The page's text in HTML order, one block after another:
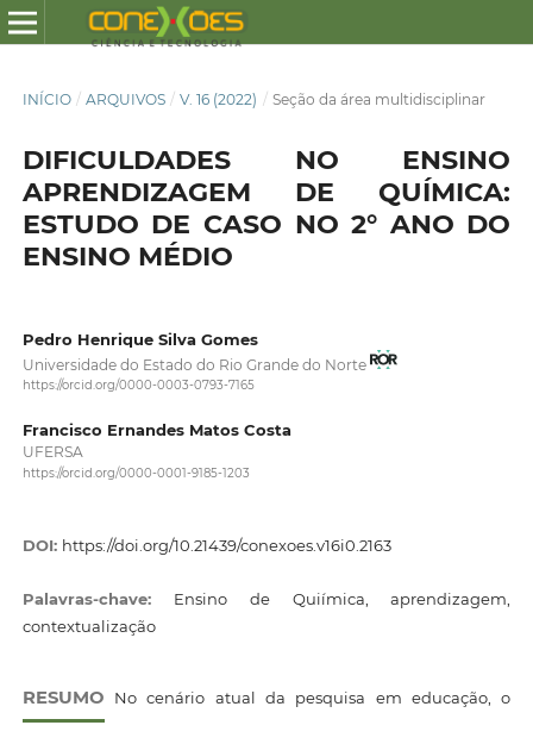
INÍCIO / ARQUIVOS / V. 16 (2022) / Seção da área multidisciplinar
DIFICULDADES NO ENSINO
APRENDIZAGEM DE QUÍMICA:
ESTUDO DE CASO NO 2° ANO DO
ENSINO MÉDIO
Pedro Henrique Silva Gomes
Universidade do Estado do Rio Grande do Norte
https://orcid.org/0000-0003-0793-7165
Francisco Ernandes Matos Costa
UFERSA
https://orcid.org/0000-0001-9185-1203
DOI: https://doi.org/10.21439/conexoes.v16i0.2163
Palavras-chave: Ensino de Quiímica, aprendizagem,
contextualização
RESUMO No cenário atual da pesquisa em educação, o